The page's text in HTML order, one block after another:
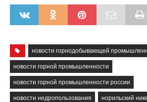
новости горнодобывающей
новости горной промышленности
новости горной промышленности россии
новости недропользования норильский